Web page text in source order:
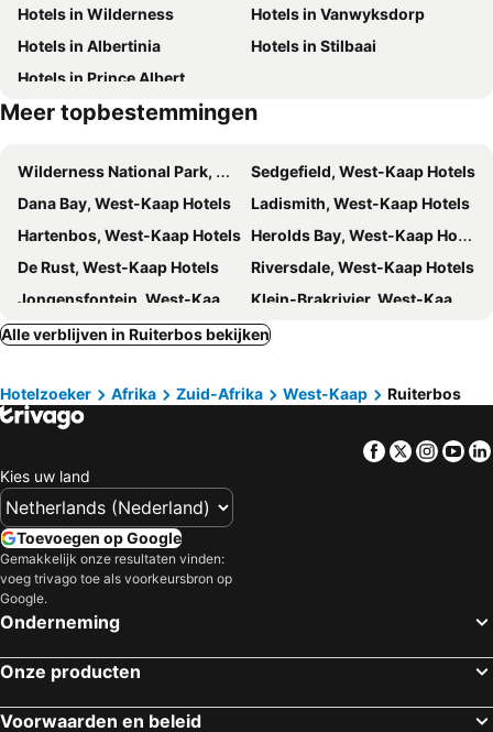
Hotels in Wilderness
Hotels in Vanwyksdorp
Hotels in Albertinia
Hotels in Stilbaai
Hotels in Prince Albert
Meer topbestemmingen
Wilderness National Park, West-Kaap Hotels
Sedgefield, West-Kaap Hotels
Dana Bay, West-Kaap Hotels
Ladismith, West-Kaap Hotels
Hartenbos, West-Kaap Hotels Herolds Bay, West-Kaap Hotels
De Rust, West-Kaap Hotels
Riversdale, West-Kaap Hotels
Jongensfontein, West-Kaap Hotels
Klein-Brakrivier, West-Kaap Hotels
Calitzdorp, West-Kaap Hotels Victoria Bay, West-Kaap Hotels
Vanwyksdorp, West-Kaap Hotels
Prince Albert, West-Kaap Hotels
Laingsburg, West-Kaap Hotels
Kempton Park, Gauteng Hotels
Johannesburg, Gauteng Hotels
Franschhoek, West-Kaap Hotels
Matroosfontein, West-Kaap Hotels
Alle verblijven in Ruiterbos bekijken
Hotelzoeker Afrika Zuid-Afrika West-Kaap Ruiterbos
Facebook
Twitter
Kies uw land
Toevoegen op Google
Gemakkelijk onze resultaten vinden:
voeg trivago toe als voorkeursbron op
Google.
Onderneming
Onze producten
Voorwaarden en beleid